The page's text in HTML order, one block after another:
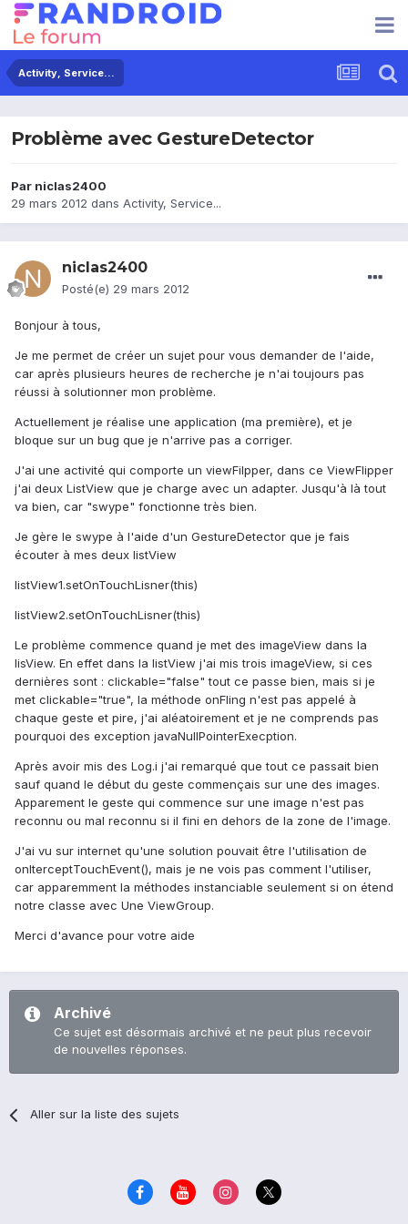
Activity, Service...
Problème avec GestureDetector
Par niclas2400
29 mars 2012 dans Activity, Service...
niclas2400
Posté(e) 29 mars 2012
Bonjour à tous,
Je me permet de créer un sujet pour vous demander de l'aide,
car après plusieurs heures de recherche je n'ai toujours pas
réussi à solutionner mon problème.
Actuellement je réalise une application (ma première), et je
bloque sur un bug que je n'arrive pas a corriger.
J'ai une activité qui comporte un viewFilpper, dans ce ViewFlipper
j'ai deux ListView que je charge avec un adapter. Jusqu'à là tout
va bien, car "swype" fonctionne très bien.
Je gère le swype à l'aide d'un GestureDetector que je fais
écouter à mes deux listView
listView1.setOnTouchLisner(this)
listView2.setOnTouchLisner(this)
Le problème commence quand je met des imageView dans la
lisView. En effet dans la listView j'ai mis trois imageView, si ces
dernières sont : clickable="false" tout ce passe bien, mais si je
met clickable="true", la méthode onFling n'est pas appelé à
chaque geste et pire, j'ai aléatoirement et je ne comprends pas
pourquoi des exception javaNullPointerExecption.
Après avoir mis des Log.i j'ai remarqué que tout ce passait bien
sauf quand le début du geste commençais sur une des images.
Apparement le geste qui commence sur une image n'est pas
reconnu ou mal reconnu si il fini en dehors de la zone de l'image.
J'ai vu sur internet qu'une solution pouvait être l'utilisation de
onIterceptTouchEvent(), mais je ne vois pas comment l'utiliser,
car apparemment la méthodes instanciable seulement si on étend
notre classe avec Une ViewGroup.
Merci d'avance pour votre aide
Archivé
Ce sujet est désormais archivé et ne peut plus recevoir
de nouvelles réponses.
Aller sur la liste des sujets